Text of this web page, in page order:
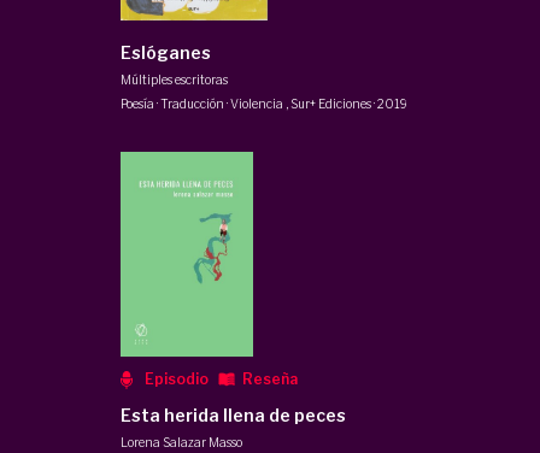
Eslóganes
Múltiples escritoras
Poesía · Traducción · Violencia Sur+ Ediciones·2019
Episodio Reseña
Esta herida llena de peces
Lorena Salazar Masso